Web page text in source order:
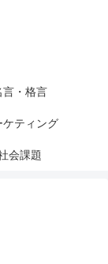
言・格言
ケティング
会課題